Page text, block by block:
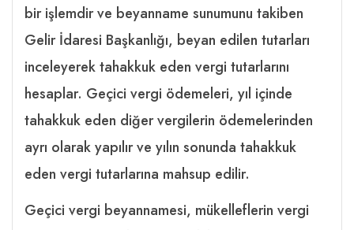
bir işlemdir ve beyanname sunumunu takiben
Gelir İdaresi Başkanlığı, beyan edilen tutarları
inceleyerek tahakkuk eden vergi tutarlarını
hesaplar. Geçici vergi ödemeleri, yıl içinde
tahakkuk eden diğer vergilerin ödemelerinden
ayrı olarak yapılır ve yılın sonunda tahakkuk
eden vergi tutarlarına mahsup edilir.
Geçici vergi beyannamesi, mükelleflerin vergi